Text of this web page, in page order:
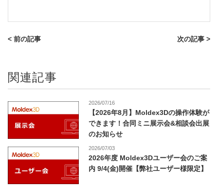
< 前の記事 次の記事 >
関連記事
2026/07/16
【2026年8月】Moldex3Dの操作体験が
できます！合同ミニ展示会&相談会出展
のお知らせ
2026/07/03
2026年度 Moldex3Dユーザー会のご案
内 9/4(金)開催【弊社ユーザー様限定】